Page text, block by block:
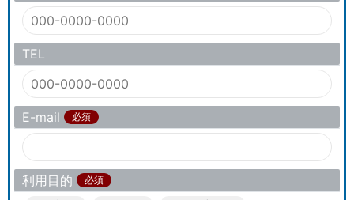
TEL
E-mail 必須
利用目的 必須